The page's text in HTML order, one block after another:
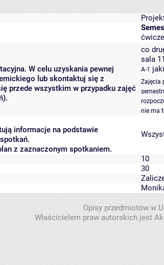
W celu uzyskania pewnej
lub skontaktuj się z
przede wszystkim w przypadku zajęć
co
sala
A-1
Zajęcia
nie ma
informacje na podstawie
z zaznaczonym spotkaniem.
10
30
Opisy przedmiotów w
Właścicielem praw autorskich jest